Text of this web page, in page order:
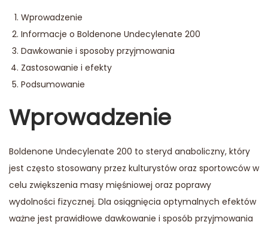
Wprowadzenie
Informacje o Boldenone Undecylenate 200
Dawkowanie i sposoby przyjmowania
Zastosowanie i efekty
Podsumowanie
Wprowadzenie
Boldenone Undecylenate 200 to steryd anaboliczny, który
jest często stosowany przez kulturystów oraz sportowców w
celu zwiększenia masy mięśniowej oraz poprawy
wydolności fizycznej. Dla osiągnięcia optymalnych efektów
ważne jest prawidłowe dawkowanie i sposób przyjmowania